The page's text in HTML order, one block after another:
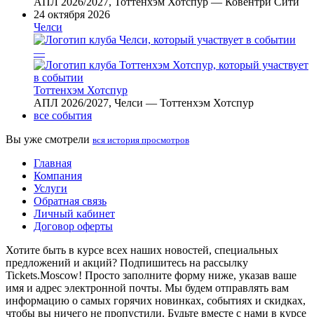
24 октября 2026
Челси
—
Тоттенхэм Хотспур
АПЛ 2026/2027, Челси — Тоттенхэм Хотспур
все события
Вы уже смотрели вся история просмотров
Главная
Компания
Услуги
Обратная связь
Личный кабинет
Договор оферты
Хотите быть в курсе всех наших новостей, специальных
предложений и акций? Подпишитесь на рассылку
Tickets.Moscow! Просто заполните форму ниже, указав ваше
имя и адрес электронной почты. Мы будем отправлять вам
информацию о самых горячих новинках, событиях и скидках,
чтобы вы ничего не пропустили. Будьте вместе с нами в курсе